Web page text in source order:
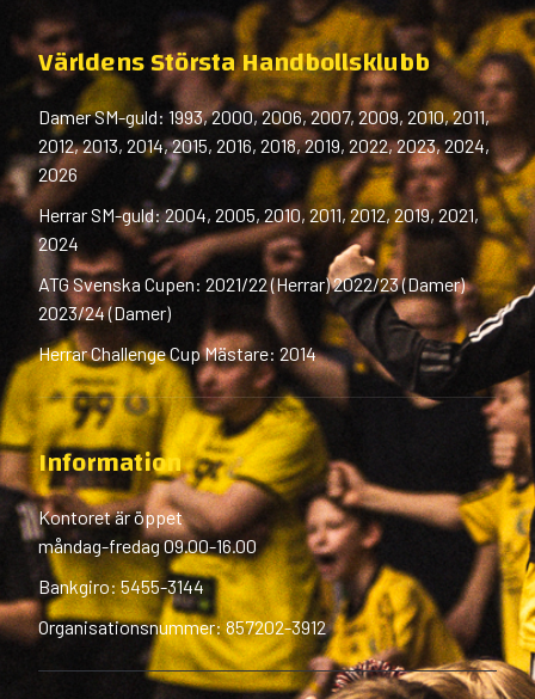
Världens Största Handbollsklubb
Damer SM-guld: 1993, 2000, 2006, 2007, 2009, 2010, 2011,
2012, 2013, 2014, 2015, 2016, 2018, 2019, 2022, 2023, 2024,
2026
Herrar SM-guld: 2004, 2005, 2010, 2011, 2012, 2019, 2021,
2024
ATG Svenska Cupen: 2021/22 (Herrar) 2022/23 (Damer)
2023/24 (Damer)
Herrar Challenge Cup Mästare: 2014
Information
Kontoret är öppet
måndag-fredag 09.00-16.00
Bankgiro: 5455-3144
Organisationsnummer: 857202-3912